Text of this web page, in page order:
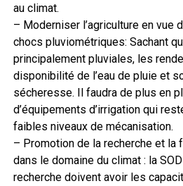
au climat.
– Moderniser l’agriculture en vue
chocs pluviométriques: Sachant
principalement pluviales, les
disponibilité de l’eau de pluie et
sécheresse. Il faudra de plus en
d’équipements d’irrigation qui
faibles niveaux de mécanisation.
– Promotion de la recherche et la
dans le domaine du climat : la
recherche doivent avoir les